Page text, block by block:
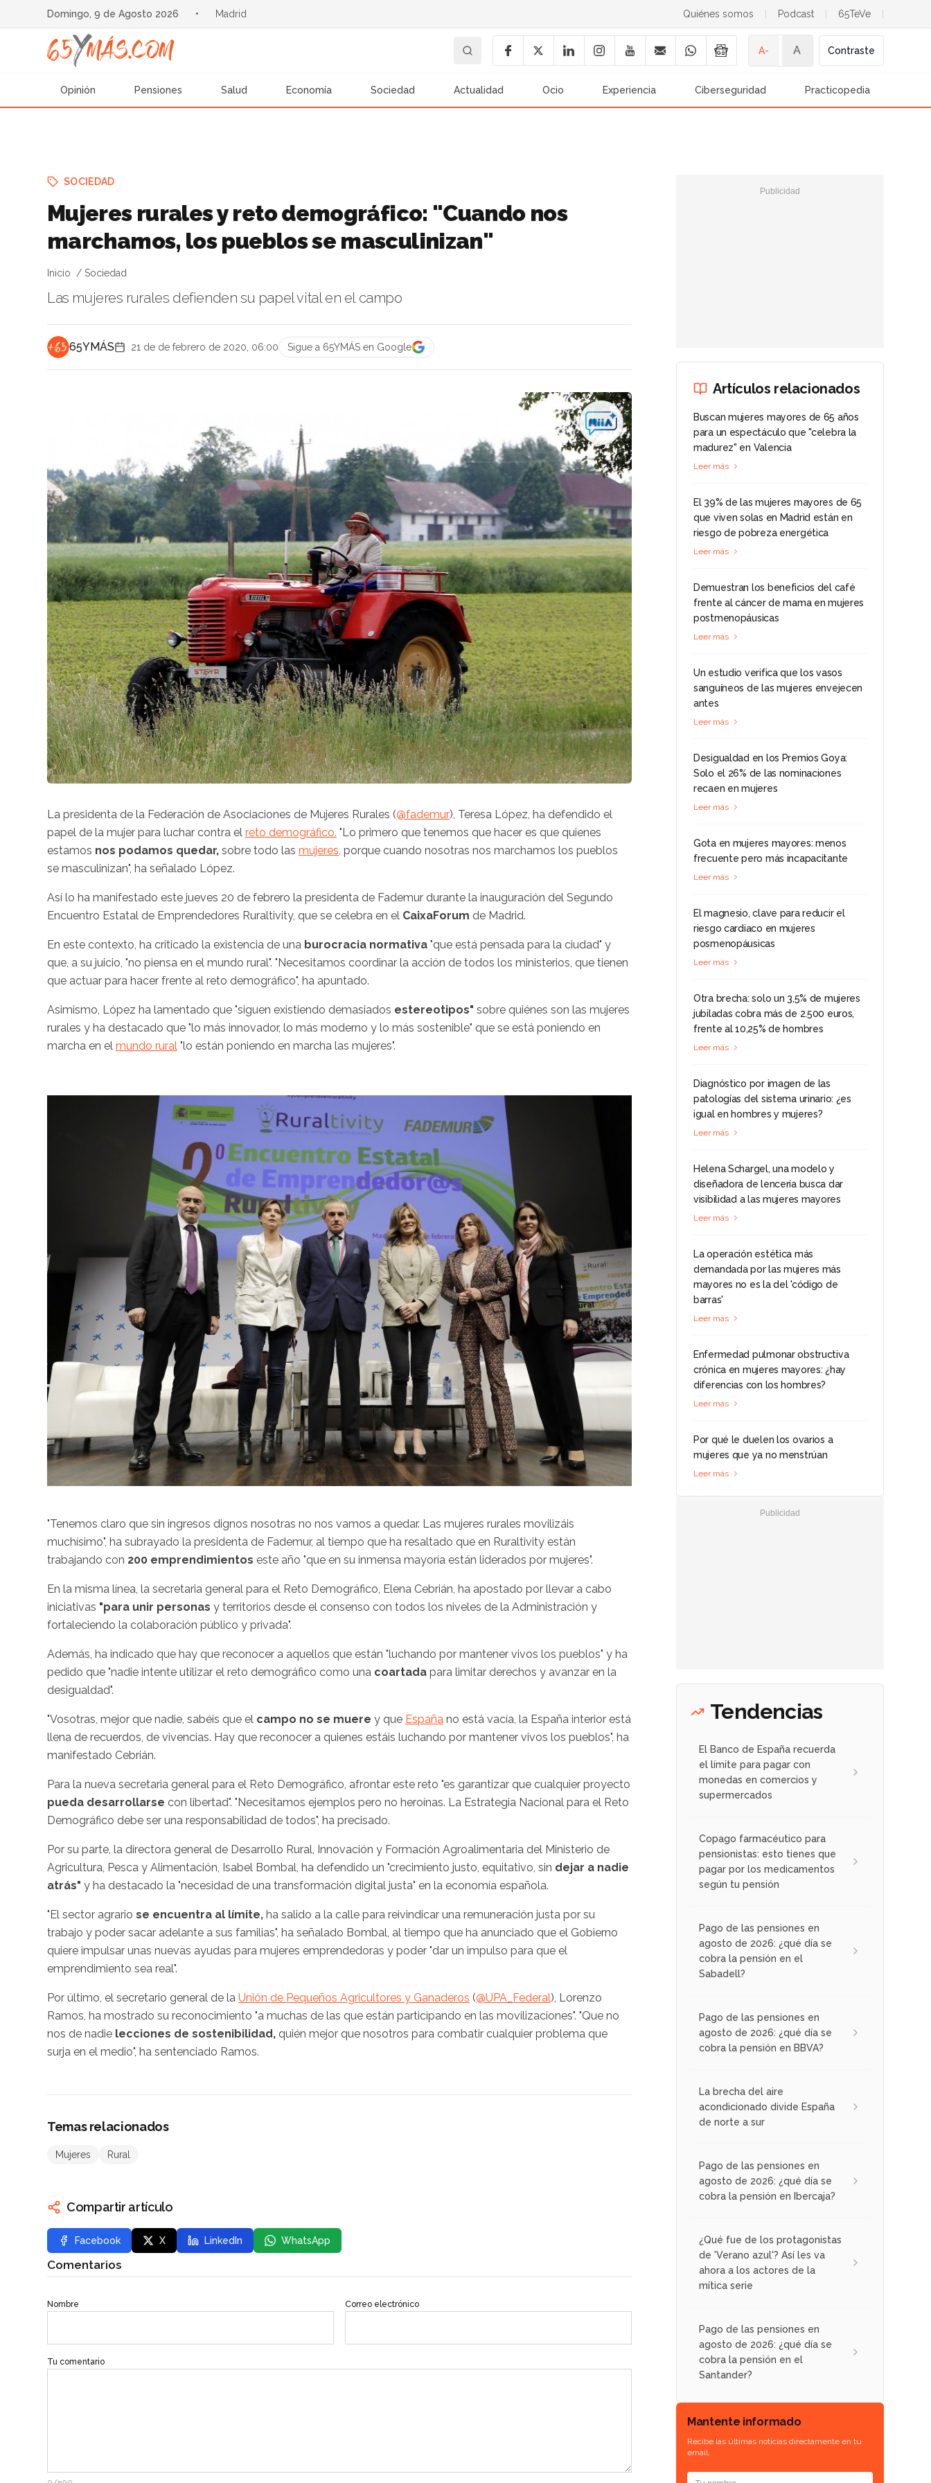
Domingo, 9 de Agosto 2026 • Madrid Quiénes somos Podcast 65TeVe
A- A Contraste
Opinión Pensiones Salud Economía Sociedad Actualidad Ocio Experiencia Ciberseguridad Practicopedia
SOCIEDAD
Mujeres rurales y reto demográfico: "Cuando nos
marchamos, los pueblos se masculinizan"
Inicio Sociedad
Las mujeres rurales defienden su papel vital en el campo
65YMÁS 21 de de febrero de 2020, 06:00 Sigue a 65YMÁS en Google
La presidenta de la Federación de Asociaciones de Mujeres Rurales (@fademur), Teresa López, ha defendido el
papel de la mujer para luchar contra el reto demográfico. "Lo primero que tenemos que hacer es que quienes
estamos nos podamos quedar, sobre todo las mujeres, porque cuando nosotras nos marchamos los pueblos
se masculinizan", ha señalado López.
Así lo ha manifestado este jueves 20 de febrero la presidenta de Fademur durante la inauguración del Segundo
Encuentro Estatal de Emprendedores Ruraltivity, que se celebra en el CaixaForum de Madrid.
En este contexto, ha criticado la existencia de una burocracia normativa "que está pensada para la ciudad" y
que, a su juicio, "no piensa en el mundo rural". "Necesitamos coordinar la acción de todos los ministerios, que tienen
que actuar para hacer frente al reto demográfico", ha apuntado.
Asimismo, López ha lamentado que "siguen existiendo demasiados estereotipos" sobre quiénes son las mujeres
rurales y ha destacado que "lo más innovador, lo más moderno y lo más sostenible" que se está poniendo en
marcha en el mundo rural "lo están poniendo en marcha las mujeres".
"Tenemos claro que sin ingresos dignos nosotras no nos vamos a quedar. Las mujeres rurales movilizáis
muchísimo", ha subrayado la presidenta de Fademur, al tiempo que ha resaltado que en Ruraltivity están
trabajando con 200 emprendimientos este año "que en su inmensa mayoría están liderados por mujeres".
En la misma línea, la secretaria general para el Reto Demográfico, Elena Cebrián, ha apostado por llevar a cabo
iniciativas "para unir personas y territorios desde el consenso con todos los niveles de la Administración y
fortaleciendo la colaboración público y privada".
Además, ha indicado que hay que reconocer a aquellos que están "luchando por mantener vivos los pueblos" y ha
pedido que "nadie intente utilizar el reto demográfico como una coartada para limitar derechos y avanzar en la
desigualdad".
"Vosotras, mejor que nadie, sabéis que el campo no se muere y que España no está vacía, la España interior está
llena de recuerdos, de vivencias. Hay que reconocer a quienes estáis luchando por mantener vivos los pueblos", ha
manifestado Cebrián.
Para la nueva secretaria general para el Reto Demográfico, afrontar este reto "es garantizar que cualquier proyecto
pueda desarrollarse con libertad". "Necesitamos ejemplos pero no heroínas. La Estrategia Nacional para el Reto
Demográfico debe ser una responsabilidad de todos", ha precisado.
Por su parte, la directora general de Desarrollo Rural, Innovación y Formación Agroalimentaria del Ministerio de
Agricultura, Pesca y Alimentación, Isabel Bombal, ha defendido un "crecimiento justo, equitativo, sin dejar a nadie
atrás" y ha destacado la "necesidad de una transformación digital justa" en la economía española.
"El sector agrario se encuentra al límite, ha salido a la calle para reivindicar una remuneración justa por su
trabajo y poder sacar adelante a sus familias", ha señalado Bombal, al tiempo que ha anunciado que el Gobierno
quiere impulsar unas nuevas ayudas para mujeres emprendedoras y poder "dar un impulso para que el
emprendimiento sea real".
Por último, el secretario general de la Unión de Pequeños Agricultores y Ganaderos (@UPA_Federal), Lorenzo
Ramos, ha mostrado su reconocimiento "a muchas de las que están participando en las movilizaciones". "Que no
nos de nadie lecciones de sostenibilidad, quién mejor que nosotros para combatir cualquier problema que
surja en el medio", ha sentenciado Ramos.
Temas relacionados
Mujeres Rural
Compartir artículo
Facebook X LinkedIn WhatsApp
Comentarios
Nombre Correo electrónico
Tu comentario
Artículos relacionados
Buscan mujeres mayores de 65 años
para un espectáculo que "celebra la
madurez" en Valencia
Leer más
El 39% de las mujeres mayores de 65
que viven solas en Madrid están en
riesgo de pobreza energética
Leer más
Demuestran los beneficios del café
frente al cáncer de mama en mujeres
postmenopáusicas
Leer más
Un estudio verifica que los vasos
sanguíneos de las mujeres envejecen
antes
Leer más
Desigualdad en los Premios Goya:
Solo el 26% de las nominaciones
recaen en mujeres
Leer más
Gota en mujeres mayores: menos
frecuente pero más incapacitante
Leer más
El magnesio, clave para reducir el
riesgo cardiaco en mujeres
posmenopáusicas
Leer más
Otra brecha: solo un 3,5% de mujeres
jubiladas cobra más de 2.500 euros,
frente al 10,25% de hombres
Leer más
Diagnóstico por imagen de las
patologías del sistema urinario: ¿es
igual en hombres y mujeres?
Leer más
Helena Schargel, una modelo y
diseñadora de lencería busca dar
visibilidad a las mujeres mayores
Leer más
La operación estética más
demandada por las mujeres más
mayores no es la del 'código de
barras'
Leer más
Enfermedad pulmonar obstructiva
crónica en mujeres mayores: ¿hay
diferencias con los hombres?
Leer más
Por qué le duelen los ovarios a
mujeres que ya no menstrúan
Leer más
Tendencias
El Banco de España recuerda
el límite para pagar con
monedas en comercios y
supermercados
Copago farmacéutico para
pensionistas: esto tienes que
pagar por los medicamentos
según tu pensión
Pago de las pensiones en
agosto de 2026: ¿qué día se
cobra la pensión en el
Sabadell?
Pago de las pensiones en
agosto de 2026: ¿qué día se
cobra la pensión en BBVA?
La brecha del aire
acondicionado divide España
de norte a sur
Pago de las pensiones en
agosto de 2026: ¿qué día se
cobra la pensión en Ibercaja?
¿Qué fue de los protagonistas
de 'Verano azul'? Así les va
ahora a los actores de la
mítica serie
Pago de las pensiones en
agosto de 2026: ¿qué día se
cobra la pensión en el
Santander?
Mantente informado
Recibe las últimas noticias directamente en tu
email.